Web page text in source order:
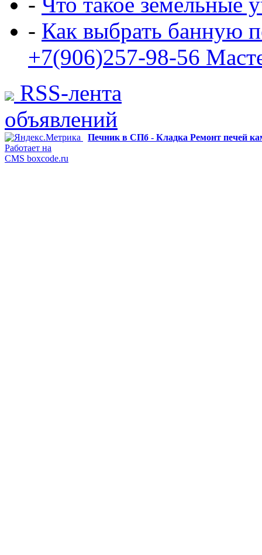
- Как выбрать банную
+7(906)257-98-56
RSS-лента
объявлений
Печник в СПб - Кладка Ремонт печей
Работает на
CMS boxcode.ru